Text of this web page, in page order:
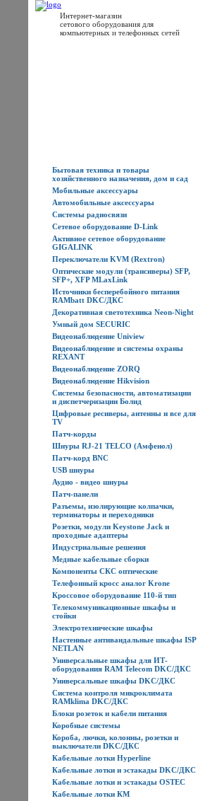
Интернет-магазин
сетового оборудования для
компьютерных и телефонных сетей
Бытовая техника и товары
хозяйственного назначения, дом и сад
Мобильные аксессуары
Автомобильные аксессуары
Системы радиосвязи
Сетевое оборудование D-Link
Активное сетевое оборудование
GIGALINK
Переключатели KVM (Rextron)
Оптические модули (трансиверы) SFP,
SFP+, XFP MLaxLink
Источники бесперебойного питания
RAMbatt DKC/ДКС
Декоративная светотехника Neon-Night
Умный дом SECURIC
Видеонаблюдение Uniview
Видеонаблюдение и системы охраны
REXANT
Видеонаблюдение ZORQ
Видеонаблюдение Hikvision
Системы безопасности, автоматизации
и диспетчеризации Болид
Цифровые ресиверы, антенны и все для
TV
Патч-корды
Шнуры RJ-21 TELCO (Амфенол)
Патч-корд BNC
USB шнуры
Аудио - видео шнуры
Патч-панели
Разъемы, изолирующие колпачки,
терминаторы и переходники
Розетки, модули Keystone Jack и
проходные адаптеры
Индустриальные решения
Медные кабельные сборки
Компоненты СКС оптические
Телефонный кросс аналог Krone
Кроссовое оборудование 110-й тип
Телекоммуникационные шкафы и
стойки
Электротехнические шкафы
Настенные антивандальные шкафы ISP
NETLAN
Универсальные шкафы для ИТ-
оборудования RAM Telecom DKC/ДКС
Универсальные шкафы DKC/ДКС
Система контроля микроклимата
RAMklima DKC/ДКС
Блоки розеток и кабели питания
Коробные системы
Короба, лючки, колонны, розетки и
выключатели DKC/ДКС
Кабельные лотки Hyperline
Кабельные лотки и эстакады DKC/ДКС
Кабельные лотки и эстакады OSTEC
Кабельные лотки КМ